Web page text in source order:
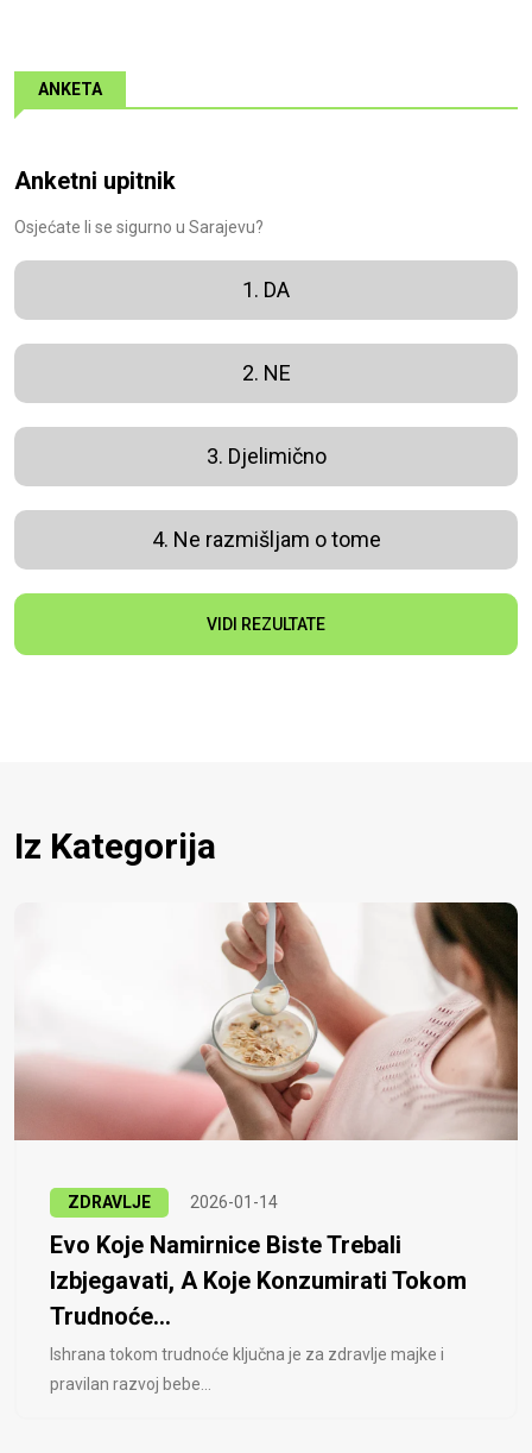
ANKETA
Anketni upitnik
Osjećate li se sigurno u Sarajevu?
1. DA
2. NE
3. Djelimično
4. Ne razmišljam o tome
VIDI REZULTATE
Iz Kategorija
ZDRAVLJE 2026-01-14
Evo Koje Namirnice Biste Trebali
Izbjegavati, A Koje Konzumirati Tokom
Trudnoće...
Ishrana tokom trudnoće ključna je za zdravlje majke i
pravilan razvoj bebe...